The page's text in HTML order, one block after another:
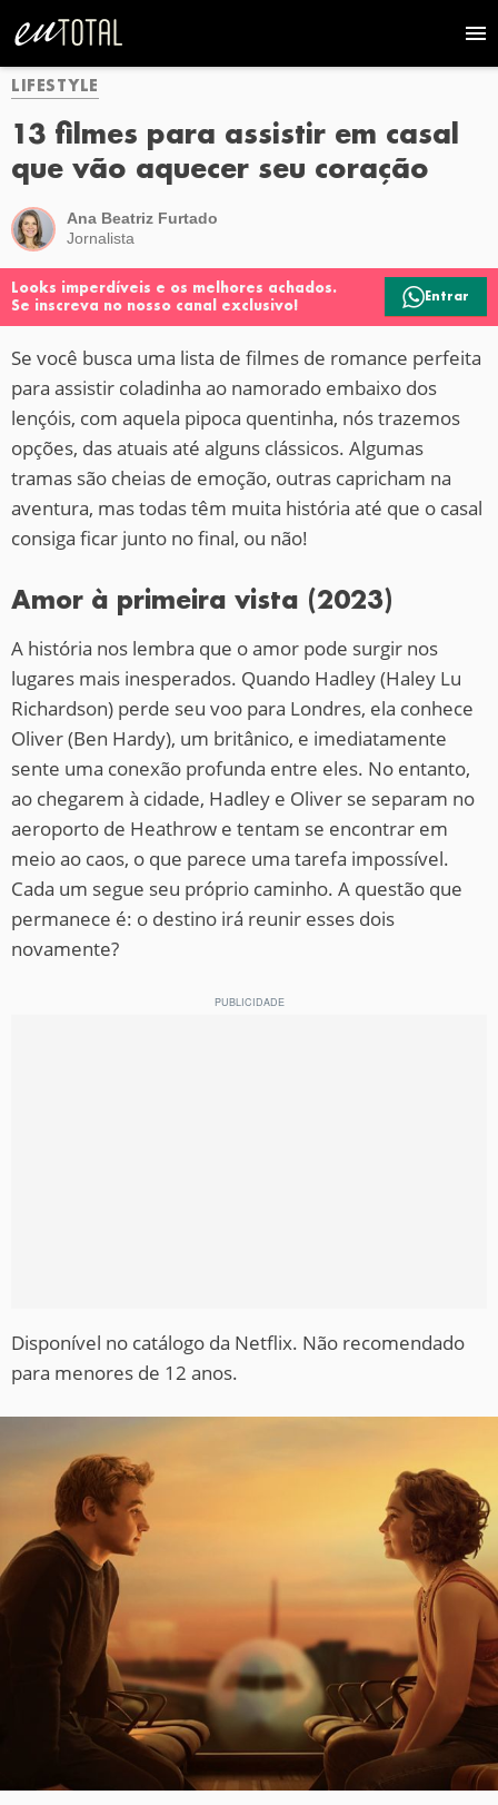
LIFESTYLE
13 filmes para assistir em casal
que vão aquecer seu coração
Ana Beatriz Furtado
Jornalista
Looks imperdíveis e os melhores achados.
Se inscreva no nosso canal exclusivo!
Entrar
Se você busca uma lista de filmes de romance perfeita
para assistir coladinha ao namorado embaixo dos
lençóis, com aquela pipoca quentinha, nós trazemos
opções, das atuais até alguns clássicos. Algumas
tramas são cheias de emoção, outras capricham na
aventura, mas todas têm muita história até que o casal
consiga ficar junto no final, ou não!
Amor à primeira vista (2023)
A história nos lembra que o amor pode surgir nos
lugares mais inesperados. Quando Hadley (Haley Lu
Richardson) perde seu voo para Londres, ela conhece
Oliver (Ben Hardy), um britânico, e imediatamente
sente uma conexão profunda entre eles. No entanto,
ao chegarem à cidade, Hadley e Oliver se separam no
aeroporto de Heathrow e tentam se encontrar em
meio ao caos, o que parece uma tarefa impossível.
Cada um segue seu próprio caminho. A questão que
permanece é: o destino irá reunir esses dois
novamente?
Disponível no catálogo da Netflix. Não recomendado
para menores de 12 anos.